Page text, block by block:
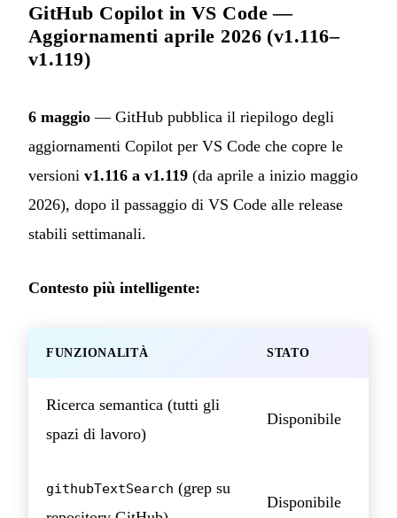
GitHub Copilot in VS Code —
Aggiornamenti aprile 2026 (v1.116–
v1.119)
6 maggio — GitHub pubblica il riepilogo degli
aggiornamenti Copilot per VS Code che copre le
versioni v1.116 a v1.119 (da aprile a inizio maggio
2026), dopo il passaggio di VS Code alle release
stabili settimanali.
Contesto più intelligente:
FUNZIONALITÀ STATO
Ricerca semantica (tutti gli
spazi di lavoro)
Disponibile
githubTextSearch (grep su
Disponibile